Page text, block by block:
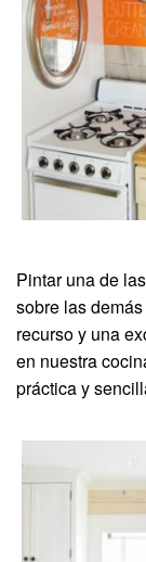
Pintar una de
sobre las
recurso y una
en nuestra
práctica y